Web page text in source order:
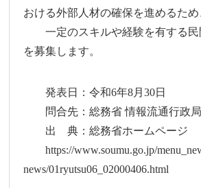
おける外部人材の確保を進めるため
一定のスキルや経験を有する民
を募集します。
発表日：令和6年8月30日
問合先：総務省 情報流通行政局
出 典：総務省ホームページ
https://www.soumu.go.jp/
news/01ryutsu06_02000406.html